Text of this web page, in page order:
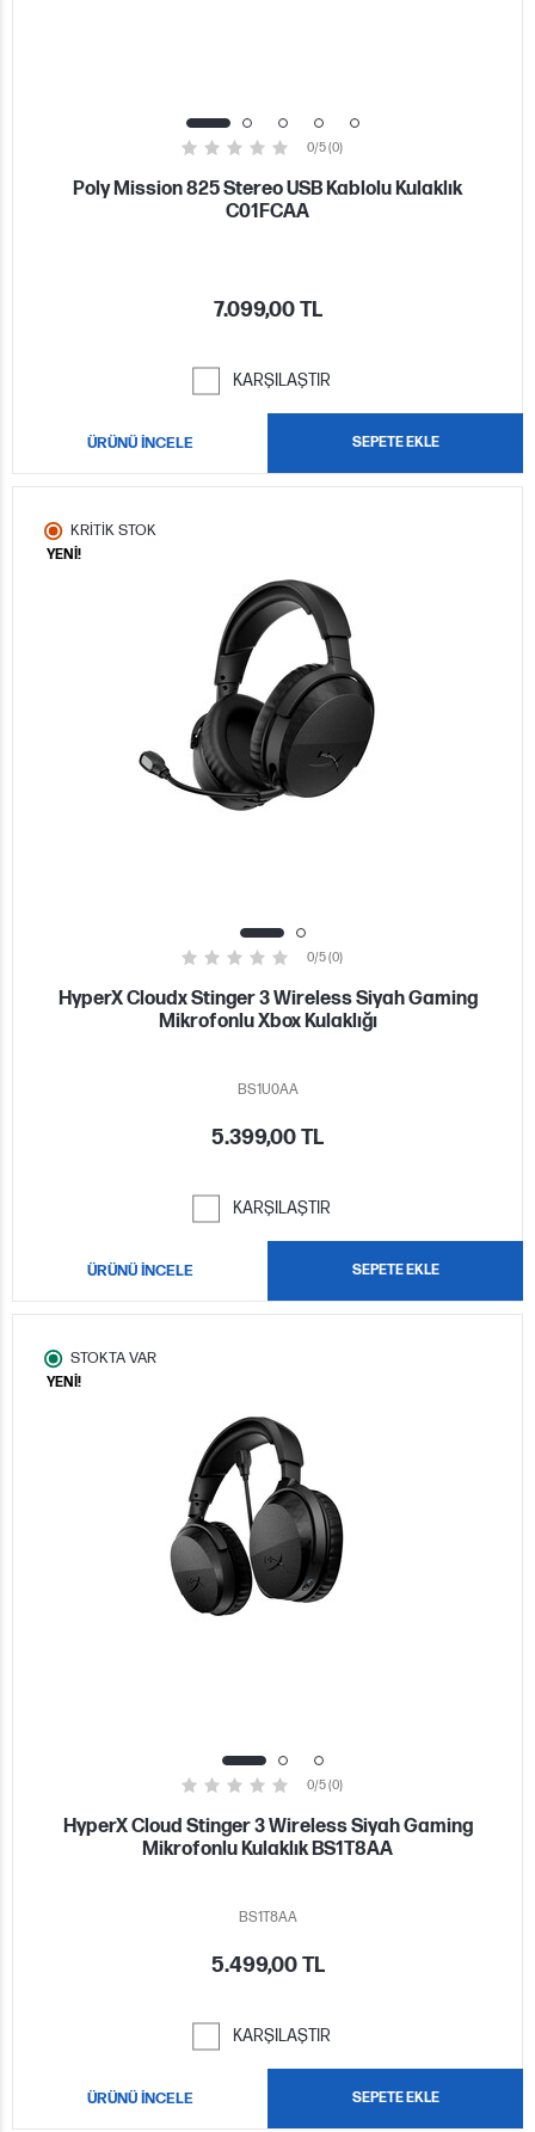
0/5 (0)
Poly Mission 825 Stereo USB Kablolu Kulaklık
C01FCAA
7.099,00 TL
KARŞILAŞTIR
ÜRÜNÜ İNCELE SEPETE EKLE
KRİTİK STOK
YENİ!
0/5 (0)
HyperX Cloudx Stinger 3 Wireless Siyah Gaming
Mikrofonlu Xbox Kulaklığı
BS1U0AA
5.399,00 TL
KARŞILAŞTIR
ÜRÜNÜ İNCELE SEPETE EKLE
STOKTA VAR
YENİ!
0/5 (0)
HyperX Cloud Stinger 3 Wireless Siyah Gaming
Mikrofonlu Kulaklık BS1T8AA
BS1T8AA
5.499,00 TL
KARŞILAŞTIR
ÜRÜNÜ İNCELE SEPETE EKLE